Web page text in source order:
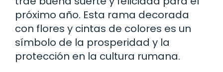
próximo año. Esta rama decorada
con flores y cintas de colores es un
símbolo de la prosperidad y la
protección en la cultura rumana.